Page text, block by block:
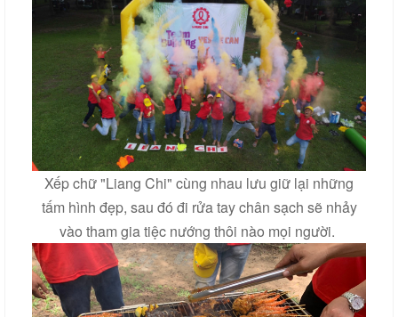
Xếp chữ "Liang Chi" cùng nhau lưu giữ lại những
tấm hình đẹp, sau đó đi rửa tay chân sạch sẽ nhảy
vào tham gia tiệc nướng thôi nào mọi người.